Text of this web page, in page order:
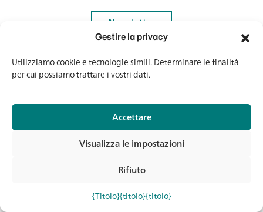
Gestire la privacy
Utilizziamo cookie e tecnologie simili. Determinare le finalità
per cui possiamo trattare i vostri dati.
Accettare
Rifiuto
Visualizza le impostazioni
{Titolo}{titolo}{titolo}
Newsletter
Newsletter
© 2026 Banholzer AG
Impronta
Protezione dei dati
AGB